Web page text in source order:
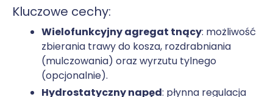
Kluczowe cechy:
Wielofunkcyjny agregat tnący: możliwość
zbierania trawy do kosza, rozdrabniania
(mulczowania) oraz wyrzutu tylnego
(opcjonalnie).
Hydrostatyczny napęd: płynna regulacja